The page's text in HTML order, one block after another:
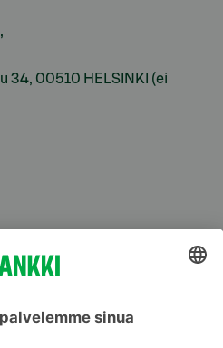
34, 00510 HELSINKI (ei